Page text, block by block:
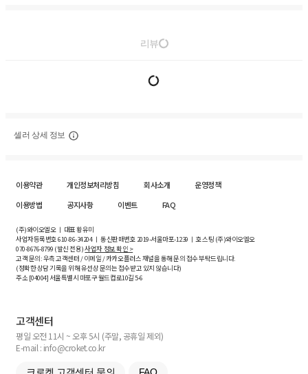
리뷰
셀러 상세 정보
이용약관 개인정보처리방침 회사소개
운영정책
이용방법
공지사항 이벤트 FAQ
(주)와이오엘오 ㅣ 대표 황유미
사업자등록번호610-86-34204ㅣ 통신판매번호 2019-서울마포-1239 ㅣ 호스팅 (주)와이오엘오
070-8676-8799 (발신 전용)사업자 정보 확인 >
고객 문의: 우측 고객센터 / 이메일 / 카카오플러스 채널을 통해 문의 접수 부탁드립니다.
(정확한 상담 기록을 위해 유선상 문의는 접수받고 있지 않습니다)
주소 [04004] 서울특별시 마포구 월드컵로10길5-6
고객센터
평일 오전 11시 ~ 오후 5시 (주말, 공휴일 제외)
E-mail : info@croket.co.kr